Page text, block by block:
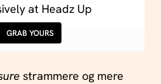
at Headz Up
GRAB YOURS
strammere og mere